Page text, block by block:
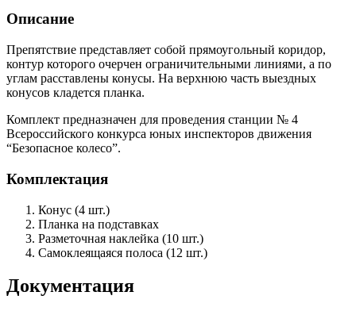
Описание
Препятствие представляет собой прямоугольный коридор,
контур которого очерчен ограничительными линиями, а по
углам расставлены конусы. На верхнюю часть выездных
конусов кладется планка.
Комплект предназначен для проведения станции № 4
Всероссийского конкурса юных инспекторов движения
“Безопасное колесо”.
Комплектация
Конус (4 шт.)
Планка на подставках
Разметочная наклейка (10 шт.)
Самоклеящаяся полоса (12 шт.)
Документация